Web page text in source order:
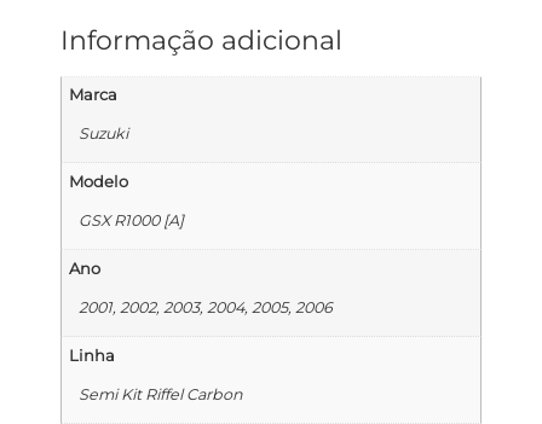
Informação adicional
Marca
Suzuki
Modelo
GSX R1000 [A]
Ano
2001, 2002, 2003, 2004, 2005, 2006
Linha
Semi Kit Riffel Carbon